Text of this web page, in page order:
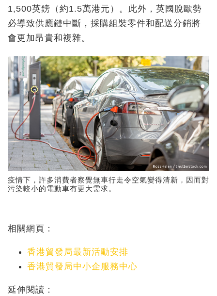
1,500英鎊（約1.5萬港元）。此外，英國脫歐勢
必導致供應鏈中斷，採購組裝零件和配送分銷將
會更加昂貴和複雜。
疫情下，許多消費者察覺無車行走令空氣變得清新，因而對
污染較小的電動車有更大需求。
相關網頁：
香港貿發局最新活動安排
香港貿發局中小企服務中心
延伸閱讀：